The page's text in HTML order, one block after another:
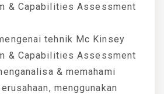
& Capabilities Assessment
tehnik Mc Kinsey
& Capabilities Assessment
& memahami
menggunakan